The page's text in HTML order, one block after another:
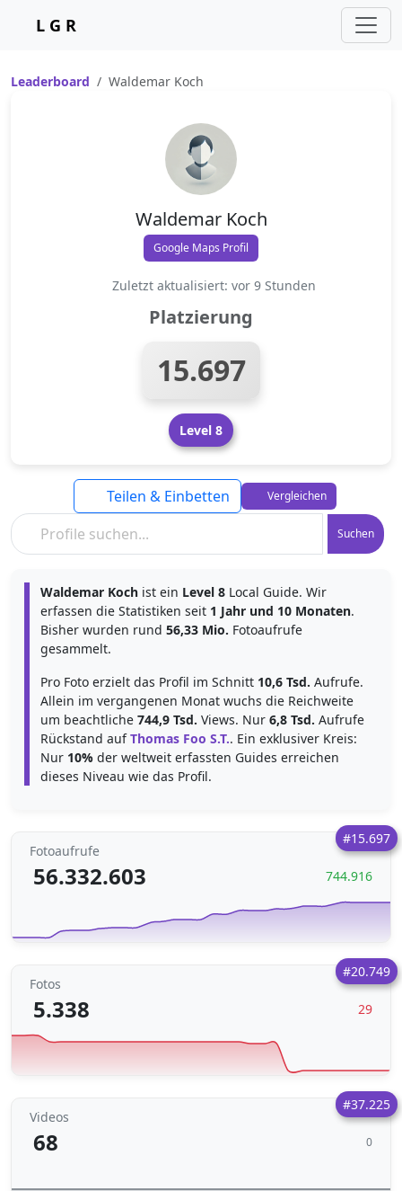
L G R
Leaderboard Waldemar Koch
Waldemar Koch
Google Maps Profil
Zuletzt aktualisiert: vor 9 Stunden
Platzierung
15.697
Level 8
Suchen
Teilen & Einbetten Vergleichen
Waldemar Koch ist ein Level 8 Local Guide. Wir
erfassen die Statistiken seit 1 Jahr und 10 Monaten.
Bisher wurden rund 56,33 Mio. Fotoaufrufe
gesammelt.
Pro Foto erzielt das Profil im Schnitt 10,6 Tsd. Aufrufe.
Allein im vergangenen Monat wuchs die Reichweite
um beachtliche 744,9 Tsd. Views. Nur 6,8 Tsd. Aufrufe
Rückstand aufThomas Foo S.T.. Ein exklusiver Kreis:
Nur 10% der weltweit erfassten Guides erreichen
dieses Niveau wie das Profil.
#15.697
Fotoaufrufe
56.332.603 744.916
#20.749
Fotos
5.338 29
#37.225
Videos
68 0